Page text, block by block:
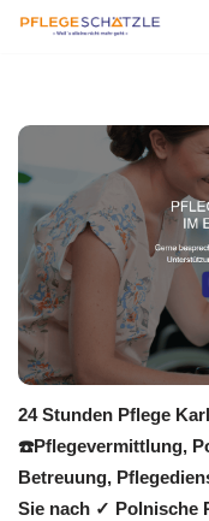
springen
24 Stunden Pflege
☎️Pflegevermittlung,
Betreuung,
Sie nach ✓ Polnische